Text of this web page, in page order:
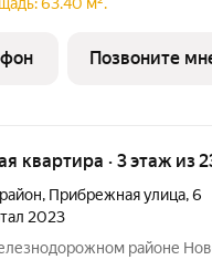
Позвоните
квартира · 3 этаж из
, Прибрежная улица,6
2023
районе